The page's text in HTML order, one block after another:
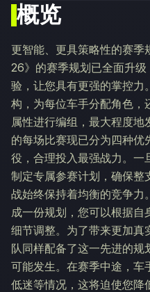
概览
更智能、更具策略性的赛
26》的赛季规划已全面升
验，让您具有更强的掌控力
构，为每位车手分配角色，
属性进行编组，最大程度
的每场比赛现已分为四种
役，合理投入最强战力。一
制定专属参赛计划，确保整
战始终保持着均衡的竞争力
成一份规划，您可以根据
细节调整。为了带来更加
队同样配备了这一先进的
可能发生。在赛季中途，车
低迷等情况，这将迫使您降